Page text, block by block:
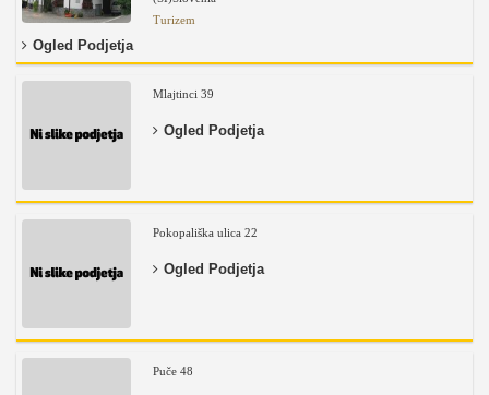
Turizem
Ogled Podjetja
Mlajtinci 39
Ogled Podjetja
Pokopališka ulica 22
Ogled Podjetja
Puče 48